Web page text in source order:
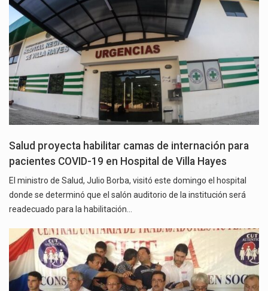
Salud proyecta habilitar camas de internación para
pacientes COVID-19 en Hospital de Villa Hayes
El ministro de Salud, Julio Borba, visitó este domingo el hospital
donde se determinó que el salón auditorio de la institución será
readecuado para la habilitación…